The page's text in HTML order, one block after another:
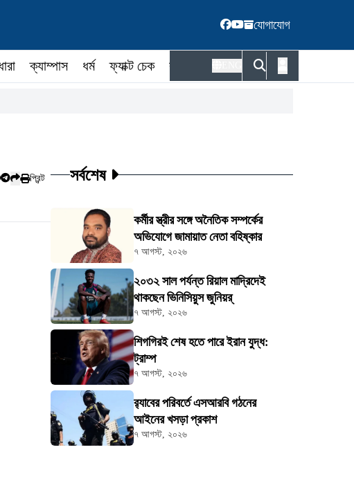
যোগাযোগ
ক্যাম্পাস ধর্ম ফ্যাক্ট চেক কর্মকর্তা
প্রিন্ট সর্বশেষ
কর্মীর স্ত্রীর সঙ্গে অনৈতিক সম্পর্কের
অভিযোগে জামায়াত নেতা বহিষ্কার
৭ আগস্ট, ২০২৬
২০৩২ সাল পর্যন্ত রিয়াল মাদ্রিদেই
থাকছেন ভিনিসিয়ুস জুনিয়র্
৭ আগস্ট, ২০২৬
শিগগিরই শেষ হতে পারে ইরান যুদ্ধ:
ট্রাম্প
৭ আগস্ট, ২০২৬
র‍্যাবের পরিবর্তে এসআরবি গঠনের
আইনের খসড়া প্রকাশ
৭ আগস্ট, ২০২৬